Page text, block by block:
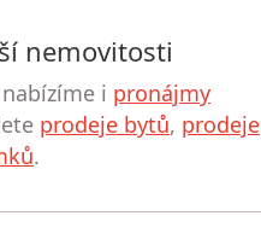
nemovitosti
nabízíme i pronájmy
prodeje bytů, prodeje
.